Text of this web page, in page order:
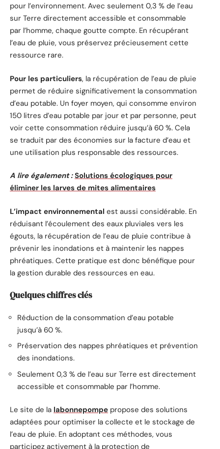
pour l’environnement. Avec seulement 0,3 % de l’eau
sur Terre directement accessible et consommable
par l’homme, chaque goutte compte. En récupérant
l’eau de pluie, vous préservez précieusement cette
ressource rare.
Pour les particuliers, la récupération de l’eau de pluie
permet de réduire significativement la consommation
d’eau potable. Un foyer moyen, qui consomme environ
150 litres d’eau potable par jour et par personne, peut
voir cette consommation réduire jusqu’à 60 %. Cela
se traduit par des économies sur la facture d’eau et
une utilisation plus responsable des ressources.
A lire également : Solutions écologiques pour
éliminer les larves de mites alimentaires
L’impact environnemental est aussi considérable. En
réduisant l’écoulement des eaux pluviales vers les
égouts, la récupération de l’eau de pluie contribue à
prévenir les inondations et à maintenir les nappes
phréatiques. Cette pratique est donc bénéfique pour
la gestion durable des ressources en eau.
Quelques chiffres clés
Réduction de la consommation d’eau potable
jusqu’à 60 %.
Préservation des nappes phréatiques et prévention
des inondations.
Seulement 0,3 % de l’eau sur Terre est directement
accessible et consommable par l’homme.
Le site de la labonnepompe propose des solutions
adaptées pour optimiser la collecte et le stockage de
l’eau de pluie. En adoptant ces méthodes, vous
participez activement à la protection de